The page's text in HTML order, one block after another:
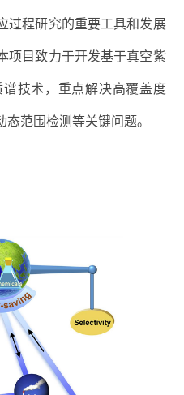
过程研究的重要工具和发展
项目致力于开发基于真空紫
技术，重点解决高覆盖度
范围检测等关键问题。